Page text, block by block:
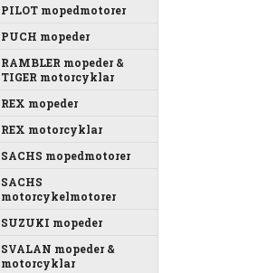
PILOT mopedmotorer
PUCH mopeder
RAMBLER mopeder &
TIGER motorcyklar
REX mopeder
REX motorcyklar
SACHS mopedmotorer
SACHS
motorcykelmotorer
SUZUKI mopeder
SVALAN mopeder &
motorcyklar